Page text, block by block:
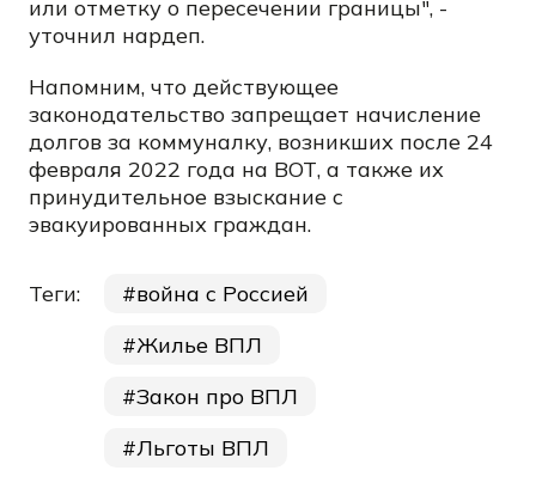
или отметку о пересечении границы", -
уточнил нардеп.
Напомним, что действующее
законодательство запрещает начисление
долгов за коммуналку, возникших после 24
февраля 2022 года на ВОТ, а также их
принудительное взыскание с
эвакуированных граждан.
Теги:
война с Россией
Жилье ВПЛ
Закон про ВПЛ
Льготы ВПЛ